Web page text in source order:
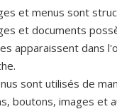
et menus sont
et documents
apparaissent dans
sont utilisés de
boutons, images et